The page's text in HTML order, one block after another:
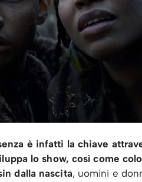
è infatti la chiave
lo show, così come
dalla nascita, uomini e